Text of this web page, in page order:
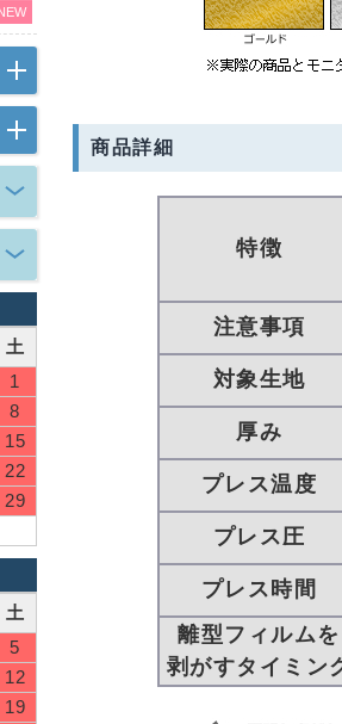
商品詳細
特徴
注意事項
対象生地
厚み
プレス温度
プレス圧
プレス時間
離型フィルムを
剥がすタイミン
土
1
8
15
22
29
土
5
12
19